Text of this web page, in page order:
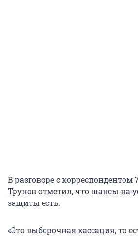
В разговоре с корреспондентом
Трунов отметил, что шансы на
защиты есть.
«Это выборочная кассация, то